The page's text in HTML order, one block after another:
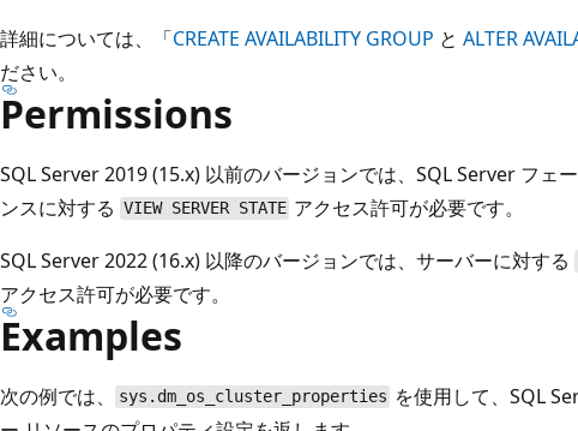
詳細については、「CREATE AVAILABILITY GROUP と ALTER
ださい。
Permissions
SQL Server 2019 (15.x) 以前のバージョンでは、SQL Server フェ
ンスに対する VIEW SERVER STATE アクセス許可が必要です。
SQL Server 2022 (16.x) 以降のバージョンでは、サーバーに対する
アクセス許可が必要です。
Examples
次の例では、 sys.dm_os_cluster_properties を使用して、SQL